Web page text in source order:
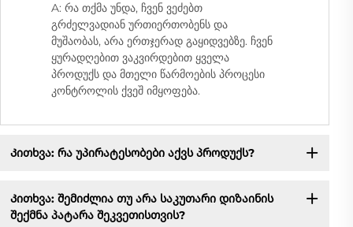
A: რა თქმა უნდა, ჩვენ ვეძებთ
გრძელვადიან ურთიერთობენს და
მუშაობას, არა ერთჯერად გაყიდვებზე. ჩვენ
ყურადღებით ვაკვირდებით ყველა
პროდუქს და მთელი წარმოების პროცესი
კონტროლის ქვეშ იმყოფება.
Კითხვა: რა უპირატესობები აქვს პროდუქს?
Კითხვა: შემიძლია თუ არა საკუთარი დიზაინის
შექმნა პატარა შეკვეთისთვის?